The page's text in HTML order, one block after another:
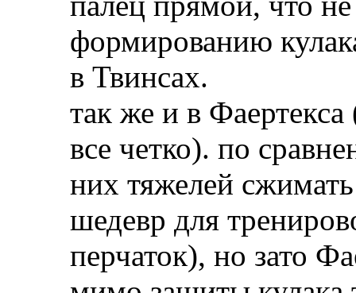
формированию
в Твинсах.
так же и в
все четко). по
них тяжелей
шедевр для
перчаток), но зато